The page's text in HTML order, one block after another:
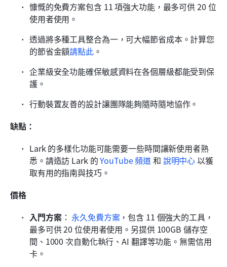
慷慨的免費方案包含 11 項強大功能，最多可供 20 位
使用者使用。
透過將多種工具整合為一，可大幅節省成本。計算您
的節省金額請點此 。
企業級安全功能確保敏感資料在各個層級都能受到保
護。
行動裝置友善的設計讓團隊能夠隨時隨地協作。
缺點：
Lark 的多樣化功能可能需要一些時間讓新使用者熟
悉。請造訪 Lark 的 YouTube 頻道 和 說明中心 以獲
取有用的指南與技巧。
價格
入門方案： 永久免費方案，包含 11 個強大的工具，
最多可供 20 位使用者使用。另提供 100GB 儲存空
間、1000 次自動化執行、AI 翻譯等功能。無需信用
卡。